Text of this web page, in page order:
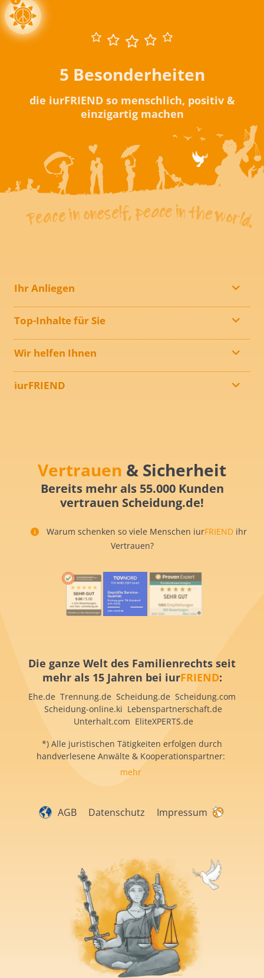
5 Besonderheiten
die iurFRIEND so menschlich, positiv &
einzigartig machen
Ihr Anliegen
Top-Inhalte für Sie
Wir helfen Ihnen
iurFRIEND
Vertrauen & Sicherheit
Bereits mehr als 55.000 Kunden
vertrauen Scheidung.de!
Warum schenken so viele Menschen iurFRIEND ihr
Vertrauen?
Die ganze Welt des Familienrechts seit
mehr als 15 Jahren bei iurFRIEND:
Ehe.de Trennung.de Scheidung.de Scheidung.com
Scheidung-online.ki Lebenspartnerschaft.de
Unterhalt.com EliteXPERTS.de
*) Alle juristischen Tätigkeiten erfolgen durch
handverlesene Anwälte & Kooperationspartner:
mehr
AGB Datenschutz Impressum